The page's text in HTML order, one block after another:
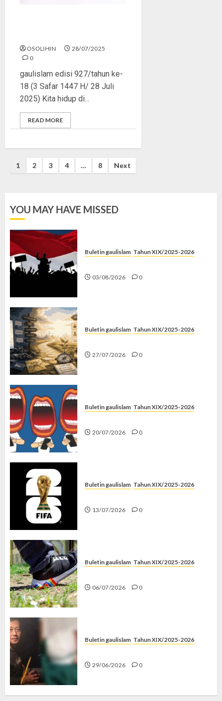
OSOLIHIN
28/07/2025
0
gaulislam edisi 927/tahun ke-
18 (3 Safar 1447 H/ 28 Juli
2025) Kita hidup di...
READ MORE
Posts
1 2 3 4 … 8 Next
YOU MAY HAVE MISSED
Buletin gaulislam Tahun XIX/2025-2026
03/08/2026 0
Buletin gaulislam Tahun XIX/2025-2026
27/07/2026 0
Buletin gaulislam Tahun XIX/2025-2026
20/07/2026 0
Buletin gaulislam Tahun XIX/2025-2026
13/07/2026 0
Buletin gaulislam Tahun XIX/2025-2026
06/07/2026 0
Buletin gaulislam Tahun XIX/2025-2026
29/06/2026 0